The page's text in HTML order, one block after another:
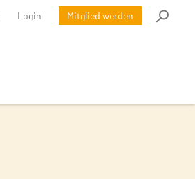
Login Mitglied werden